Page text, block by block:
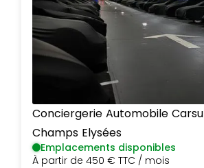
Conciergerie Automobile
Champs Elysées
Emplacements disponibles
À partir de 450 € TTC / mois